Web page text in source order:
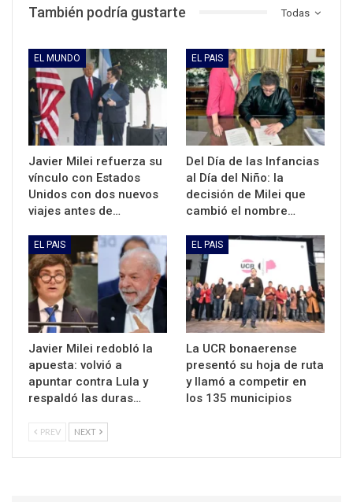
Todas
También podría gustarte
EL MUNDO
Javier Milei refuerza su
vínculo con Estados
Unidos con dos nuevos
viajes antes de…
EL PAIS
Del Día de las Infancias
al Día del Niño: la
decisión de Milei que
cambió el nombre…
EL PAIS
Javier Milei redobló la
apuesta: volvió a
apuntar contra Lula y
respaldó las duras…
EL PAIS
La UCR bonaerense
presentó su hoja de ruta
y llamó a competir en
los 135 municipios
PREV NEXT